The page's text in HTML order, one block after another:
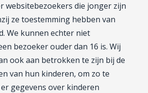
websitebezoekers die jonger zijn
ze toestemming hebben van
We kunnen echter niet
bezoeker ouder dan 16 is. Wij
ook aan betrokken te zijn bij de
van hun kinderen, om zo te
gegevens over kinderen